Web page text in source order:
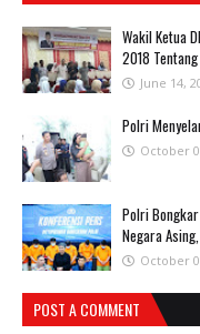
Wakil Ketua
2018
June 14,
Polri
October
Polri
Negara
October
POST A COMMENT